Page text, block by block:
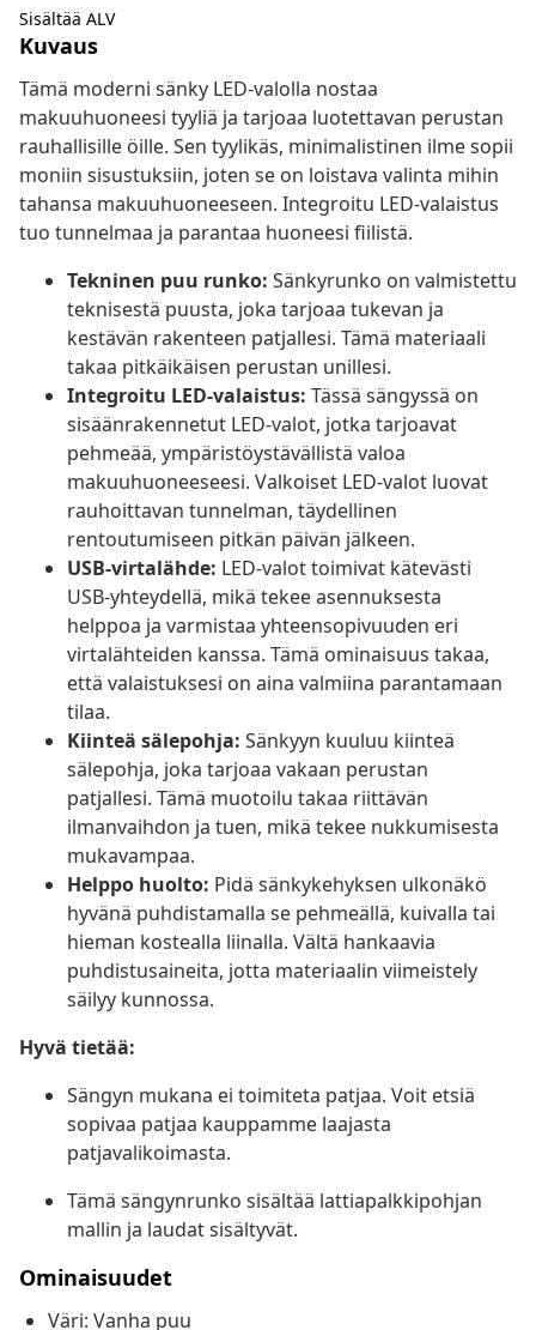
Sisältää ALV
Kuvaus
Tämä moderni sänky LED-valolla nostaa
makuuhuoneesi tyyliä ja tarjoaa luotettavan perustan
rauhallisille öille. Sen tyylikäs, minimalistinen ilme sopii
moniin sisustuksiin, joten se on loistava valinta mihin
tahansa makuuhuoneeseen. Integroitu LED-valaistus
tuo tunnelmaa ja parantaa huoneesi fiilistä.
Tekninen puu runko: Sänkyrunko on valmistettu
teknisestä puusta, joka tarjoaa tukevan ja
kestävän rakenteen patjallesi. Tämä materiaali
takaa pitkäikäisen perustan unillesi.
Integroitu LED-valaistus: Tässä sängyssä on
sisäänrakennetut LED-valot, jotka tarjoavat
pehmeää, ympäristöystävällistä valoa
makuuhuoneeseesi. Valkoiset LED-valot luovat
rauhoittavan tunnelman, täydellinen
rentoutumiseen pitkän päivän jälkeen.
USB-virtalähde: LED-valot toimivat kätevästi
USB-yhteydellä, mikä tekee asennuksesta
helppoa ja varmistaa yhteensopivuuden eri
virtalähteiden kanssa. Tämä ominaisuus takaa,
että valaistuksesi on aina valmiina parantamaan
tilaa.
Kiinteä sälepohja: Sänkyyn kuuluu kiinteä
sälepohja, joka tarjoaa vakaan perustan
patjallesi. Tämä muotoilu takaa riittävän
ilmanvaihdon ja tuen, mikä tekee nukkumisesta
mukavampaa.
Helppo huolto: Pidä sänkykehyksen ulkonäkö
hyvänä puhdistamalla se pehmeällä, kuivalla tai
hieman kostealla liinalla. Vältä hankaavia
puhdistusaineita, jotta materiaalin viimeistely
säilyy kunnossa.
Hyvä tietää:
Sängyn mukana ei toimiteta patjaa. Voit etsiä
sopivaa patjaa kauppamme laajasta
patjavalikoimasta.
Tämä sängynrunko sisältää lattiapalkkipohjan
mallin ja laudat sisältyvät.
Ominaisuudet
Väri: Vanha puu